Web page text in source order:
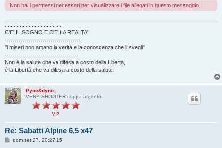
Non hai i permessi necessari per visualizzare i file allegati in questo messaggio.
C'E' IL SOGNO E C'E' LA REALTA'
--------------------------------------
"i miseri non amano la verità e la conoscenza che li svegli"
-------------------------------------
Non è la salute che va difesa a costo della Libertà,
è la Libertà che va difesa a costo della salute.
Pyno&dyno
VERY SHOOTER-coppa argento
Re: Sabatti Alpine 6,5 x47
Mdom set 27, 20:27:15